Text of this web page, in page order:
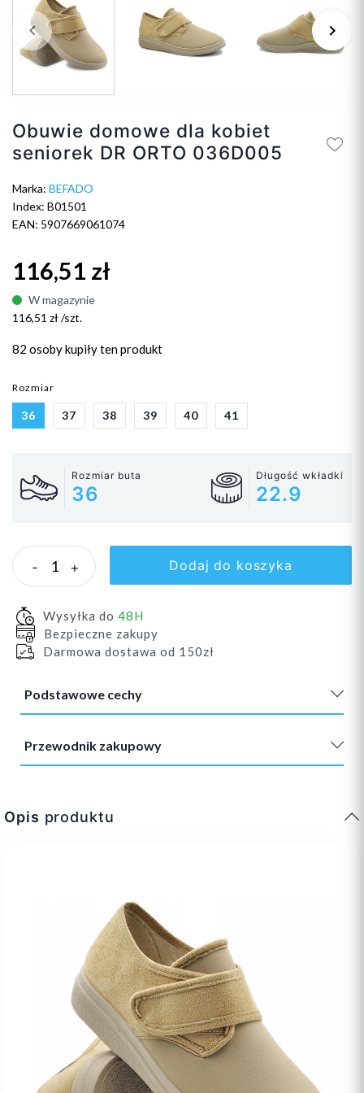
Poprzedni
keyboard_arrow_left keyboard_arrow_right
Obuwie domowe dla kobiet
seniorek DR ORTO 036D005
Marka: BEFADO
Index: B01501
EAN: 5907669061074
116,51 zł
W magazynie
116,51 zł /szt.
82 osobykupiły ten produkt
Rozmiar
36 37 38 39 40 41
Rozmiar buta
36
Długość wkładki
22.9
- + Dodaj do koszyka
Wysyłka do 48H
Bezpieczne zakupy
Darmowa dostawa od 150zł
Podstawowe cechy
Przewodnik zakupowy
Opis produktu